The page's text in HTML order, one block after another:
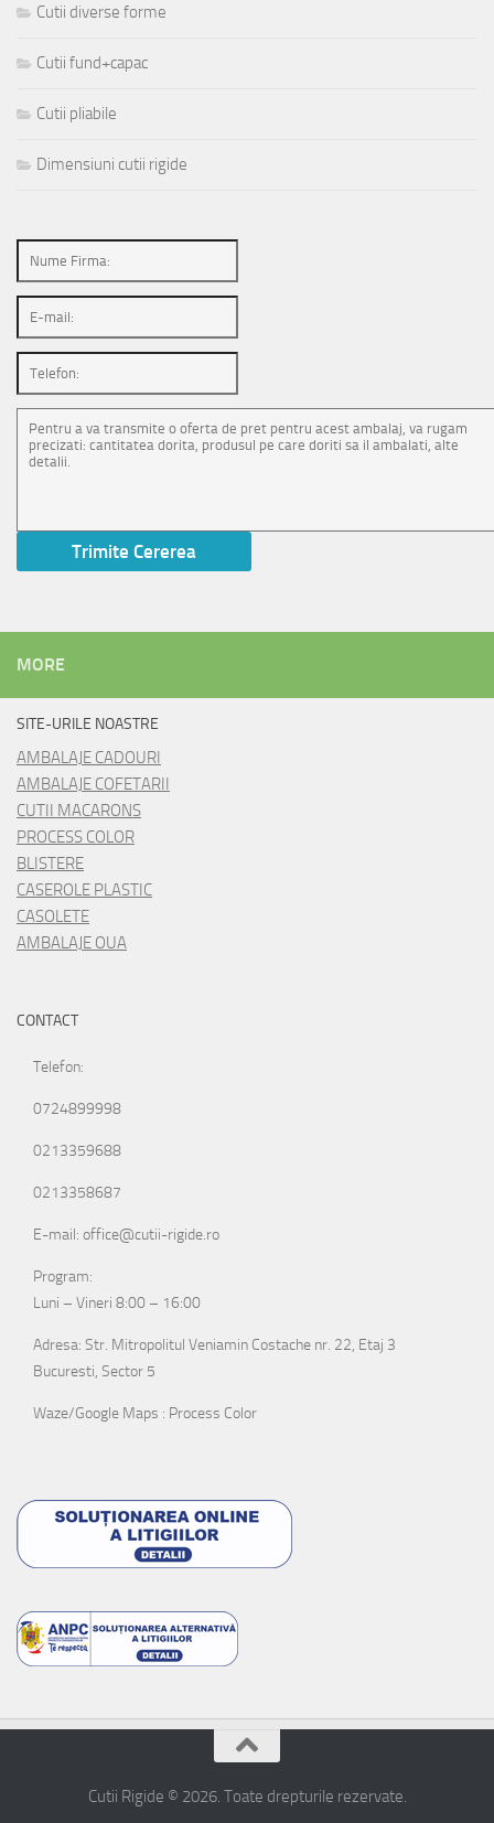
Cutii diverse forme
Cutii fund+capac
Cutii pliabile
Dimensiuni cutii rigide
MORE
SITE-URILE NOASTRE
AMBALAJE CADOURI
AMBALAJE COFETARII
CUTII MACARONS
PROCESS COLOR
BLISTERE
CASEROLE PLASTIC
CASOLETE
AMBALAJE OUA
CONTACT
Telefon:
0724899998
0213359688
0213358687
E-mail: office@cutii-rigide.ro
Program:
Luni – Vineri 8:00 – 16:00
Adresa: Str. Mitropolitul Veniamin Costache nr. 22, Etaj 3
Bucuresti, Sector 5
Waze/Google Maps : Process Color
Cutii Rigide © 2026. Toate drepturile rezervate.